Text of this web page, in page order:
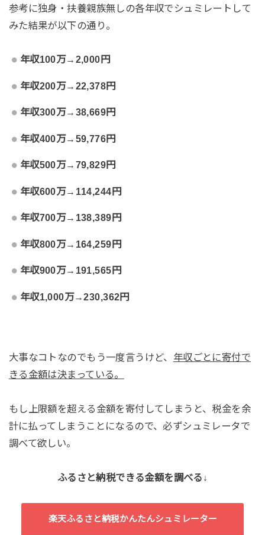
参考に独身・扶養親族無しの各年収でシュミレートして
みた結果が以下の通り。
年収100万→2,000円
年収200万→22,378円
年収300万→38,669円
年収400万→59,776円
年収500万→79,829円
年収600万→114,244円
年収700万→138,389円
年収800万→164,259円
年収900万→191,565円
年収1,000万→230,362円
大事なコトなのでもう一度言うけど、 年収ごとに寄付で
きる金額は決まっている。
もし上限額を超える金額を寄付してしまうと、税金を余
計に払ってしまうことになるので、必ずシュミレータで
調べて欲しい。
ふるさと納税できる金額を調べる↓
楽天ふるさと納税かんたんシュミレーター